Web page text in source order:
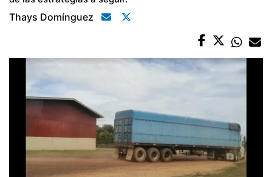
Thays Domínguez